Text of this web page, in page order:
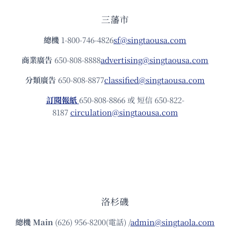
三藩市
總機 1-800-746-4826sf@singtaousa.com
商業廣告 650-808-8888advertising@singtaousa.com
分類廣告 650-808-8877classified@singtaousa.com
訂閱報紙 650-808-8866 或 短信 650-822-
8187circulation@singtaousa.com
洛杉磯
總機Main (626) 956-8200(電話) /admin@singtaola.com